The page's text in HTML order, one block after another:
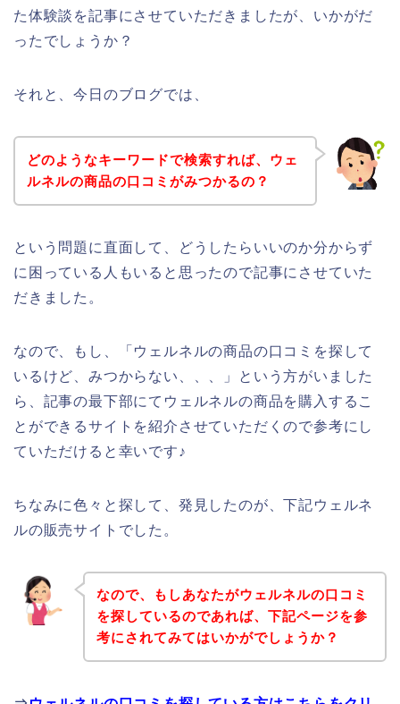
た体験談を記事にさせていただきましたが、いかがだ
ったでしょうか？
それと、今日のブログでは、
どのようなキーワードで検索すれば、ウェ
ルネルの商品の口コミがみつかるの？
という問題に直面して、どうしたらいいのか分からず
に困っている人もいると思ったので記事にさせていた
だきました。
なので、もし、「ウェルネルの商品の口コミを探して
いるけど、みつからない、、、」という方がいました
ら、記事の最下部にてウェルネルの商品を購入するこ
とができるサイトを紹介させていただくので参考にし
ていただけると幸いです♪
ちなみに色々と探して、発見したのが、下記ウェルネ
ルの販売サイトでした。
なので、もしあなたがウェルネルの口コミ
を探しているのであれば、下記ページを参
考にされてみてはいかがでしょうか？